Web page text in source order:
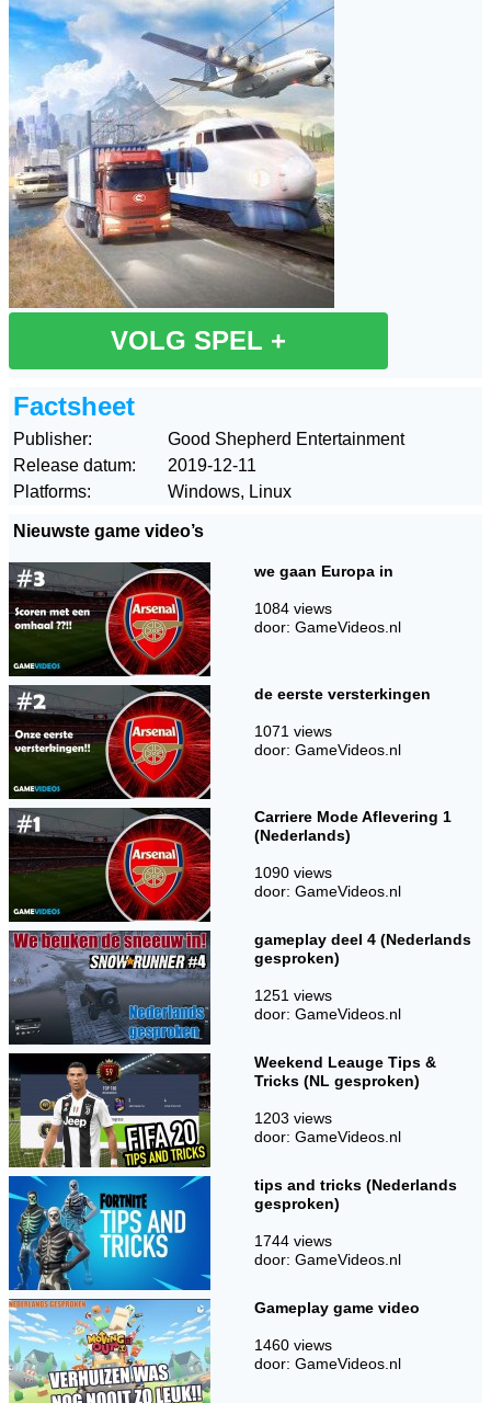
VOLG SPEL +
Factsheet
Publisher:
Good Shepherd Entertainment
Release datum:
2019-12-11
Platforms:
Windows, Linux
Nieuwste game video’s
we gaan Europa in
1084 views
door: GameVideos.nl
de eerste versterkingen
1071 views
door: GameVideos.nl
Carriere Mode Aflevering 1
(Nederlands)
1090 views
door: GameVideos.nl
gameplay deel 4 (Nederlands
gesproken)
1251 views
door: GameVideos.nl
Weekend Leauge Tips &
Tricks (NL gesproken)
1203 views
door: GameVideos.nl
tips and tricks (Nederlands
gesproken)
1744 views
door: GameVideos.nl
Gameplay game video
1460 views
door: GameVideos.nl